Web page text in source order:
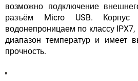
возможно подключение
разъём Micro USB. Корпус
водонепроницаем по классу
диапазон температур и имеет
прочность.